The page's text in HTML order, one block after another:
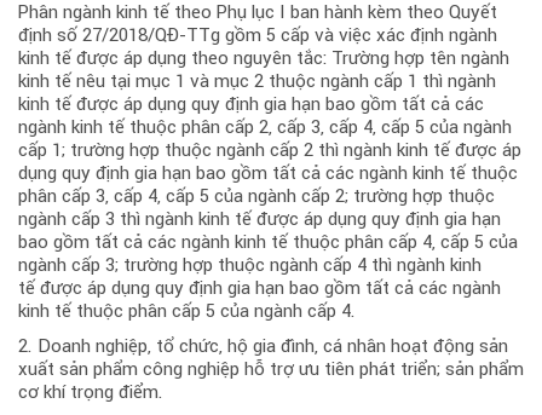
Phân ngành kinh tế theo Phụ lục I ban hành kèm theo Quyết
định số 27/2018/QĐ-TTg gồm 5 cấp và việc xác định ngành
kinh tế được áp dụng theo nguyên tắc: Trường hợp tên ngành
kinh tế nêu tại mục 1 và mục 2 thuộc ngành cấp 1 thì ngành
kinh tế được áp dụng quy định gia hạn bao gồm tất cả các
ngành kinh tế thuộc phân cấp 2, cấp 3, cấp 4, cấp 5 của ngành
cấp 1; trường hợp thuộc ngành cấp 2 thì ngành kinh tế được áp
dụng quy định gia hạn bao gồm tất cả các ngành kinh tế thuộc
phân cấp 3, cấp 4, cấp 5 của ngành cấp 2; trường hợp thuộc
ngành cấp 3 thì ngành kinh tế được áp dụng quy định gia hạn
bao gồm tất cả các ngành kinh tế thuộc phân cấp 4, cấp 5 của
ngành cấp 3; trường hợp thuộc ngành cấp 4 thì ngành kinh
tế được áp dụng quy định gia hạn bao gồm tất cả các ngành
kinh tế thuộc phân cấp 5 của ngành cấp 4.
2. Doanh nghiệp, tổ chức, hộ gia đình, cá nhân hoạt động sản
xuất sản phẩm công nghiệp hỗ trợ ưu tiên phát triển; sản phẩm
cơ khí trọng điểm.